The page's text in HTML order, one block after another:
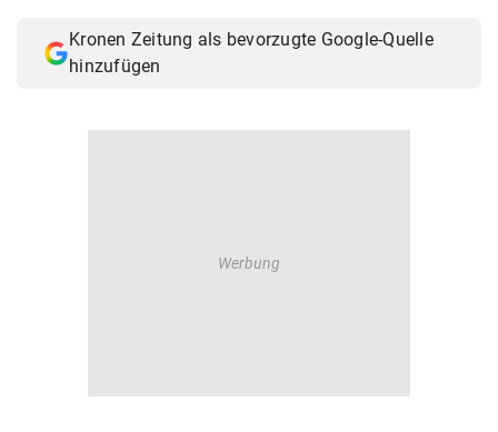
Kronen Zeitung als bevorzugte Google-Quelle
hinzufügen